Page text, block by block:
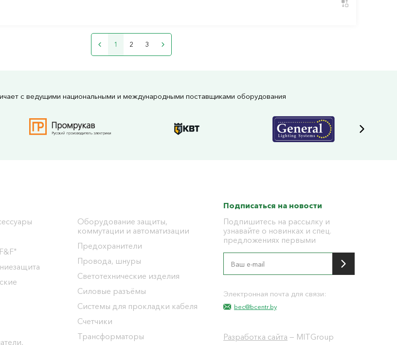
1 2 3
с ведущими национальными и международными поставщиками оборудования
Оборудование защиты,
коммутации и автоматизации
Предохранители
Провода, шнуры
Светотехнические изделия
Силовые разъёмы
Системы для прокладки кабеля
Счетчики
Трансформаторы
Подписаться на новости
Подпишитесь на рассылку и
узнавайте о новинках и спец.
предложениях первыми
Электронная почта для связи:
bec@bcentr.by
Разработка сайта — MITGroup